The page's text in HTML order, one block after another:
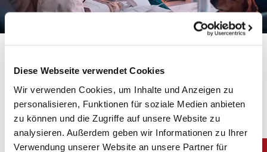
Diese Webseite verwendet Cookies
Wir verwenden Cookies, um Inhalte und Anzeigen zu
personalisieren, Funktionen für soziale Medien anbieten
zu können und die Zugriffe auf unsere Website zu
analysieren. Außerdem geben wir Informationen zu Ihrer
Verwendung unserer Website an unsere Partner für
Verantwortung und
Qualität
Made in Germany